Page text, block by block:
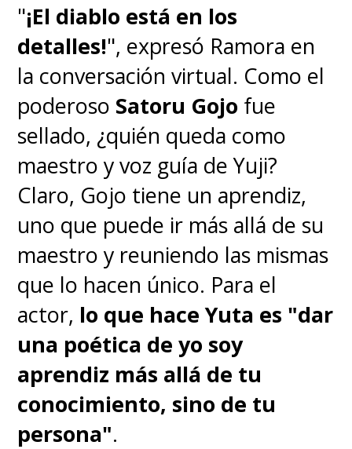
"¡El diablo está en los
detalles!", expresó Ramora en
la conversación virtual. Como el
poderoso Satoru Gojo fue
sellado, ¿quién queda como
maestro y voz guía de Yuji?
Claro, Gojo tiene un aprendiz,
uno que puede ir más allá de su
maestro y reuniendo las mismas
que lo hacen único. Para el
actor, lo que hace Yuta es "dar
una poética de yo soy
aprendiz más allá de tu
conocimiento, sino de tu
persona".